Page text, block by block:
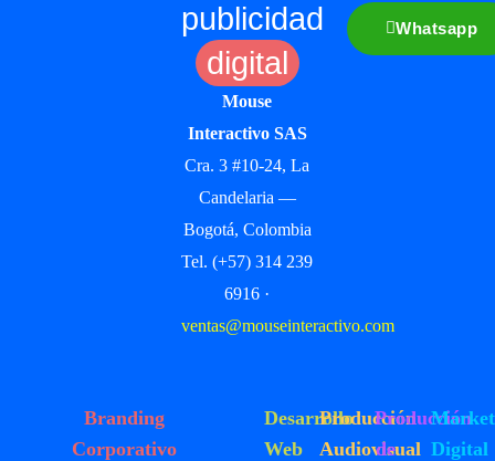
publicidad
digital
Mouse
Interactivo SAS
Cra. 3 #10-24, La
Candelaria —
Bogotá, Colombia
Tel. (+57) 314 239
6916 ·
ventas@mouseinteractivo.com
Whatsapp
Branding
Corporativo
Desarrollo
Web
Producción
Audiovisual
Producción
de
Digital